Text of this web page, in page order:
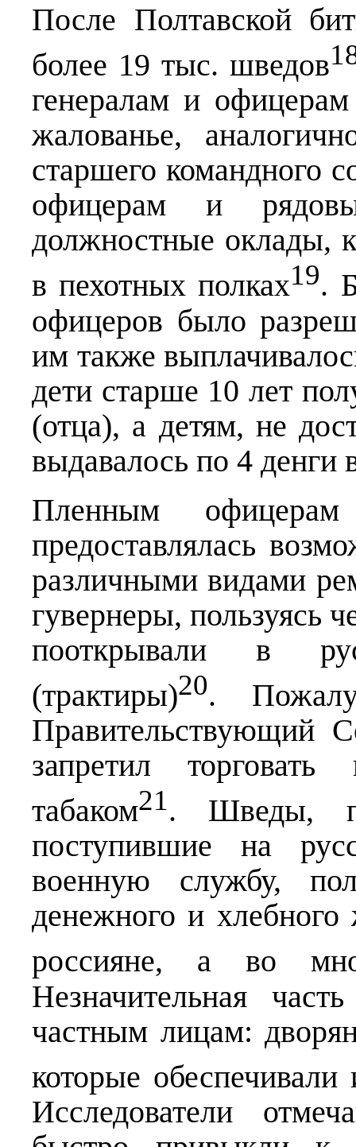
После Полтавской
более 19 тыс. шведов
генералам и
жалованье,
старшего командного
офицерам и
должностные оклады,
в пехотных полках19.
офицеров было
им также
дети старше 10 лет
(отца), а детям, не
выдавалось по 4 денги
Пленным
предоставлялась
различными видами
гувернеры, пользуясь
пооткрывали в
(трактиры)20.
Правительствующий
запретил
табаком21. Шведы,
поступившие на
военную службу,
денежного и
россияне, а во
Незначительная
частным лицам:
которые
Исследователи